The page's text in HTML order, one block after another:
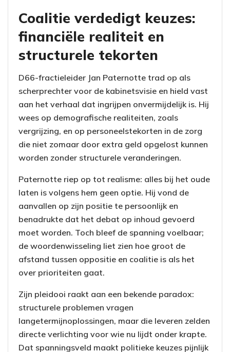
Coalitie verdedigt keuzes:
financiële realiteit en
structurele tekorten
D66-fractieleider Jan Paternotte trad op als
scherprechter voor de kabinetsvisie en hield vast
aan het verhaal dat ingrijpen onvermijdelijk is. Hij
wees op demografische realiteiten, zoals
vergrijzing, en op personeelstekorten in de zorg
die niet zomaar door extra geld opgelost kunnen
worden zonder structurele veranderingen.
Paternotte riep op tot realisme: alles bij het oude
laten is volgens hem geen optie. Hij vond de
aanvallen op zijn positie te persoonlijk en
benadrukte dat het debat op inhoud gevoerd
moet worden. Toch bleef de spanning voelbaar;
de woordenwisseling liet zien hoe groot de
afstand tussen oppositie en coalitie is als het
over prioriteiten gaat.
Zijn pleidooi raakt aan een bekende paradox:
structurele problemen vragen
langetermijnoplossingen, maar die leveren zelden
directe verlichting voor wie nu lijdt onder krapte.
Dat spanningsveld maakt politieke keuzes pijnlijk